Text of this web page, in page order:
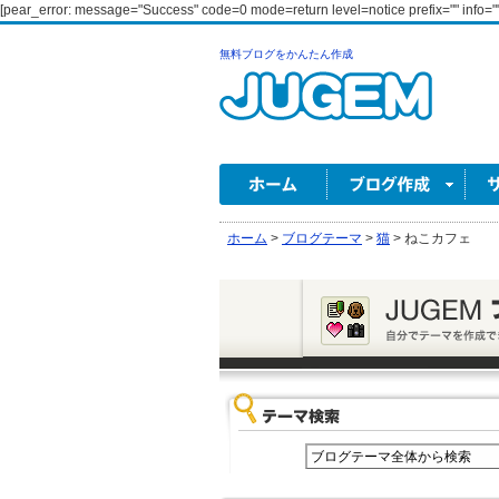
[pear_error: message="Success" code=0 mode=return level=notice prefix=""
無料ブログをかんたん作成
ホーム > ブログテーマ > 猫 > ねこカフェ